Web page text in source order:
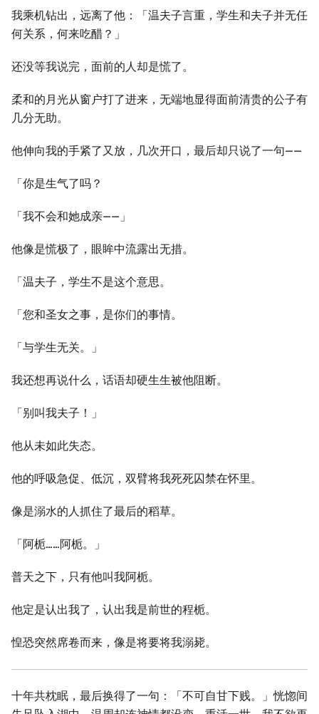
我乘机钻出，远离了他：「温夫子言重，学生和夫子并无任
何关系，何来吃醋？」
还没等我说完，面前的人却是慌了。
柔和的月光从窗户打了进来，无端地显得面前清贵的公子有
几分无助。
他伸向我的手紧了又放，几次开口，最后却只说了一句——
「你是生气了吗？
「我不会和她成亲——」
他像是慌极了，眼眸中流露出无措。
「温夫子，学生不是这个意思。
「您和圣女之事，是你们的事情。
「与学生无关。」
我还想再说什么，话语却硬生生被他阻断。
「别叫我夫子！」
他从未如此失态。
他的呼吸急促、低沉，双臂将我死死囚禁在怀里。
像是溺水的人抓住了最后的稻草。
「阿栀……阿栀。」
普天之下，只有他叫我阿栀。
他定是认出我了，认出我是前世的程栀。
惶恐突然席卷而来，像是将要将我溺毙。
十年共枕眠，最后换得了一句：「不可自甘下贱。」恍惚间